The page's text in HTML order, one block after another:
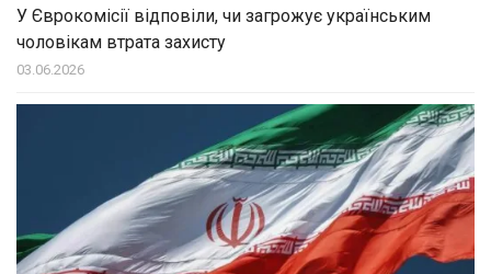
У Єврокомісії відповіли, чи загрожує українським
чоловікам втрата захисту
03.06.2026